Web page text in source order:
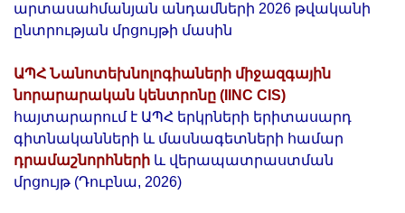
արտասահմանյան անդամների 2026 թվականի
ընտրության մրցույթի մասին
ԱՊՀ Նանոտեխնոլոգիաների միջազգային
նորարարական կենտրոնը (IINC CIS)
հայտարարում է ԱՊՀ երկրների երիտասարդ
գիտնականների և մասնագետների համար
դրամաշնորհների և վերապատրաստման
մրցույթ (Դուբնա, 2026)